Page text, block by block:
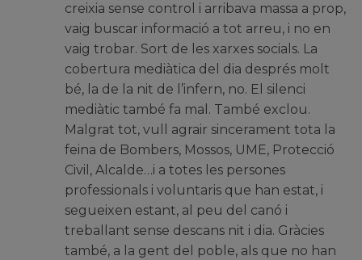
creixia sense control i arribava massa a prop,
vaig buscar informació a tot arreu, i no en
vaig trobar. Sort de les xarxes socials. La
cobertura mediàtica del dia després molt
bé, la de la nit de l’infern, no. El silenci
mediàtic també fa mal. També exclou.
Malgrat tot, vull agrair sincerament tota la
feina de Bombers, Mossos, UME, Protecció
Civil, Alcalde…i a totes les persones
professionals i voluntaris que han estat, i
segueixen estant, al peu del canó i
treballant sense descans nit i dia. Gràcies
també, a la gent del poble, als que no han